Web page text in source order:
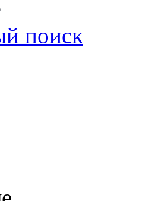
поиск